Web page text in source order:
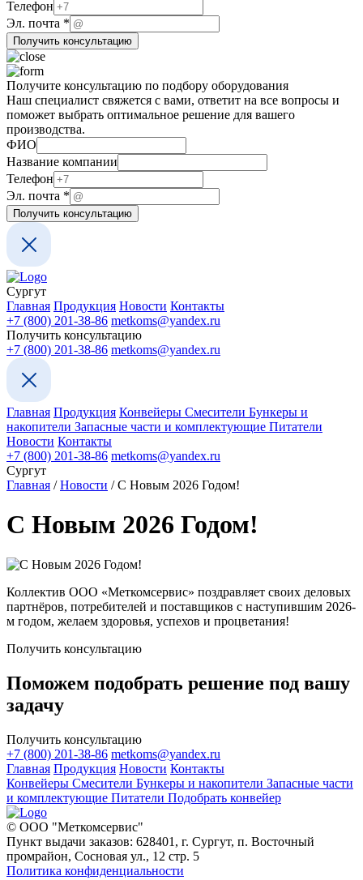
Эл.
ФИО
Телефон
Эл. почта *
Получить консультацию
Получите консультацию по подбору оборудования
Наш специалист свяжется с вами, ответит на все вопросы и
поможет выбрать оптимальное решение для вашего
производства.
ФИО
Название компании
Телефон
Эл.
Телефон
ФИО
Эл. почта *
Получить консультацию
Сургут
Главная Продукция Новости Контакты
+7 (800) 201-38-86 metkoms@yandex.ru
Получить консультацию
+7 (800) 201-38-86 metkoms@yandex.ru
Главная Продукция Конвейеры Смесители Бункеры и
накопители Запасные части и комплектующие Питатели
Новости Контакты
+7 (800) 201-38-86 metkoms@yandex.ru
Сургут
Главная /Новости /С Новым 2026 Годом!
С Новым 2026 Годом!
Коллектив ООО «Меткомсервис» поздравляет своих деловых
партнёров, потребителей и поставщиков с наступившим 2026-
м годом, желаем здоровья, успехов и процветания!
Получить консультацию
Поможем подобрать решение под вашу
задачу
Получить консультацию
+7 (800) 201-38-86 metkoms@yandex.ru
Главная Продукция Новости Контакты
Конвейеры Смесители Бункеры и накопители Запасные части
и комплектующие Питатели Подобрать конвейер
© ООО "Меткомсервис"
Пункт выдачи заказов: 628401, г. Сургут, п. Восточный
промрайон, Сосновая ул., 12 стр. 5
Политика конфиденциальности